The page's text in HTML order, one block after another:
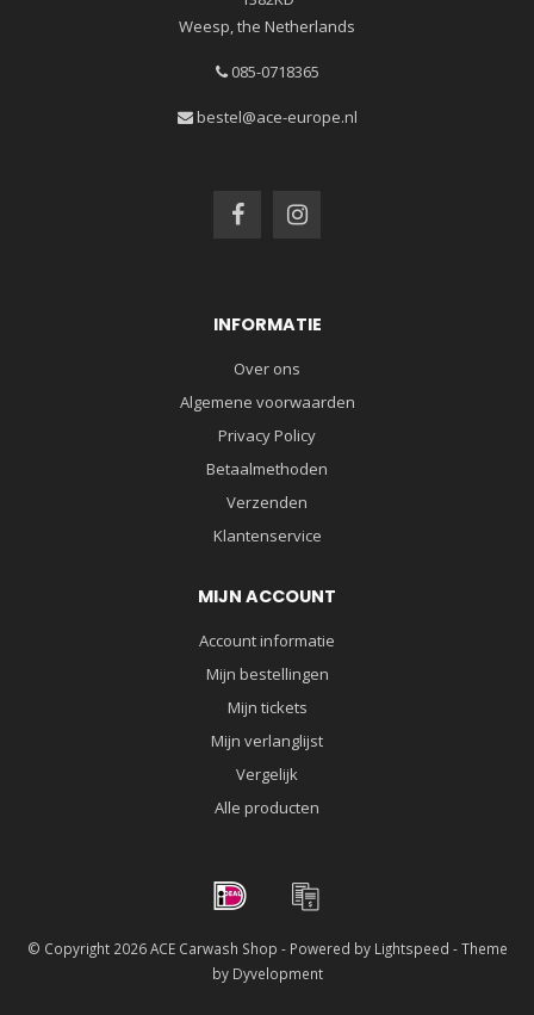
Weesp, the Netherlands
085-0718365
bestel@ace-europe.nl
INFORMATIE
Over ons
Algemene voorwaarden
Privacy Policy
Betaalmethoden
Verzenden
Klantenservice
MIJN ACCOUNT
Account informatie
Mijn bestellingen
Mijn tickets
Mijn verlanglijst
Vergelijk
Alle producten
© Copyright 2026 ACE Carwash Shop - Powered by Lightspeed - Theme
by Dyvelopment